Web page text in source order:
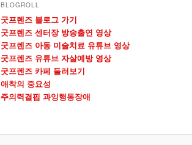
뛰
어
넘
기
뛰
어
넘
기
BLOGROLL
굿프렌즈 블로그 가기
굿프렌즈 센터장 방송출연 영상
굿프렌즈 아동 미술치료 유튜브 영상
굿프렌즈 유튜브 자살예방 영상
굿프렌즈 카페 둘러보기
애착의 중요성
주의력결핍 과잉행동장애